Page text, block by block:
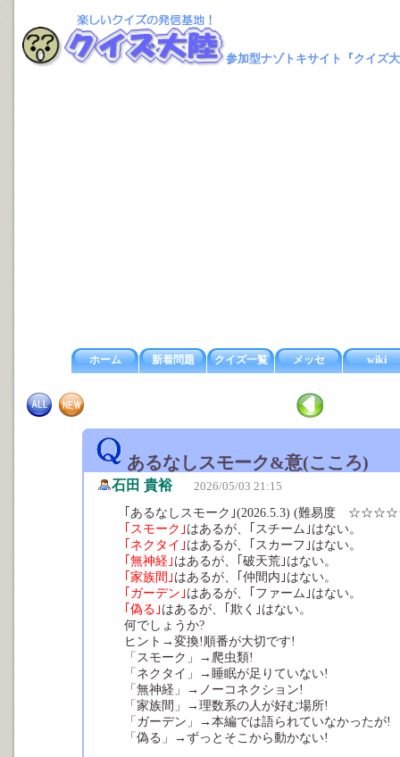
参加型ナゾトキサイト『クイズ
ホーム 新着問題 クイズ一覧 メッセ wiki
あるなしスモーク&意(こころ)
石田 貴裕 2026/05/03 21:15
｢あるなしスモーク｣(2026.5.3) (難易度
｢スモーク｣はあるが、｢スチーム｣はない。
｢ネクタイ｣はあるが、｢スカーフ｣はない。
｢無神経｣はあるが、｢破天荒｣はない。
｢家族間｣はあるが、｢仲間内｣はない。
｢ガーデン｣はあるが、｢ファーム｣はない。
｢偽る｣はあるが、｢欺く｣はない。
何でしょうか?
ヒント→変換!順番が大切です!
「スモーク」→爬虫類!
「ネクタイ」→睡眠が足りていない!
「無神経」→ノーコネクション!
「家族間」→理数系の人が好む場所!
「ガーデン」→本編では語られていなかったが!
「偽る」→ずっとそこから動かない!